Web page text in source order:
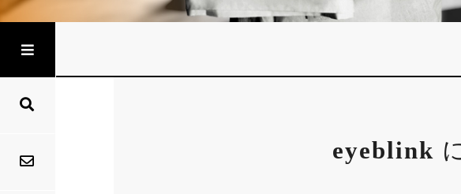
eyeblink